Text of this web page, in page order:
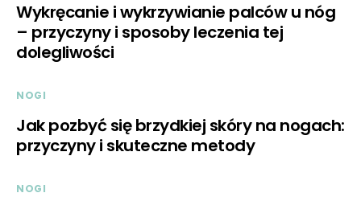
Wykręcanie i wykrzywianie palców u nóg
– przyczyny i sposoby leczenia tej
dolegliwości
NOGI
Jak pozbyć się brzydkiej skóry na nogach:
przyczyny i skuteczne metody
NOGI